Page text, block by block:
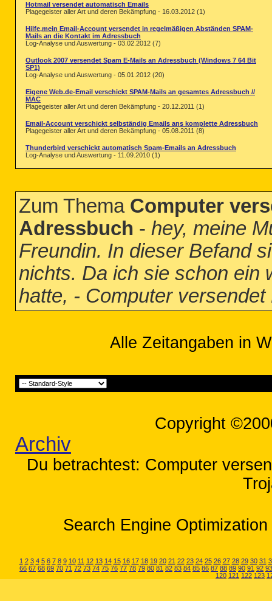
Hotmail versendet automatisch Emails
Plagegeister aller Art und deren Bekämpfung - 16.03.2012 (1)
Hilfe,mein Email-Account versendet in regelmäßigen Abständen SPAM-
Mails an die Kontakt im Adressbuch
Log-Analyse und Auswertung - 03.02.2012 (7)
Outlook 2007 versendet Spam E-Mails an Adressbuch (Windows 7 64 Bit
SP1)
Log-Analyse und Auswertung - 05.01.2012 (20)
Eigene Web.de-Email verschickt SPAM-Mails an gesamtes Adressbuch //
MAC
Plagegeister aller Art und deren Bekämpfung - 20.12.2011 (1)
Email-Account verschickt selbständig Emails ans komplette Adressbuch
Plagegeister aller Art und deren Bekämpfung - 05.08.2011 (8)
Thunderbird verschickt automatisch Spam-Emails an Adressbuch
Log-Analyse und Auswertung - 11.09.2010 (1)
Zum Thema Computer
Adressbuch - hey, meine
Freundin. In dieser Befand
nichts. Da ich sie schon ein
hatte, - Computer
Alle Zeitangaben in
Copyright
Archiv
Du betrachtest: Computer
Search Engine
1 2 3 4 5 6 7 8 9 10 11 12 13 14 15 16 17 18 19 20 21 22 23 24 25 26 27 28 29 30 31
66 67 68 69 70 71 72 73 74 75 76 77 78 79 80 81 82 83 84 85 86 87 88 89 90 91 92 93
120 121 122 123